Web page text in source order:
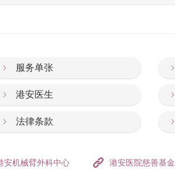
服务单张
港安医生
法律条款
安机械臂外科中心 港安医院慈善基金